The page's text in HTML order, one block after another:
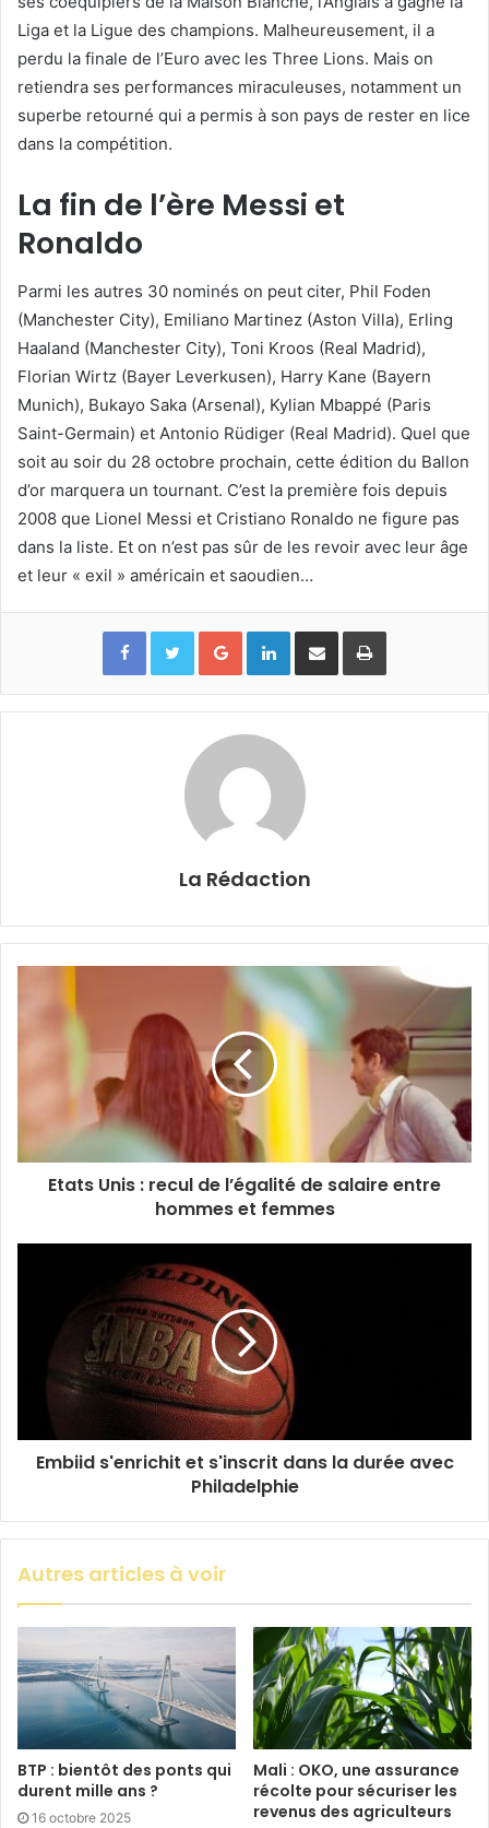
Liga et la Ligue des champions. Malheureusement, il a
perdu la finale de l’Euro avec les Three Lions. Mais on
retiendra ses performances miraculeuses, notamment un
superbe retourné qui a permis à son pays de rester en lice
dans la compétition.
La fin de l’ère Messi et
Ronaldo
Parmi les autres 30 nominés on peut citer, Phil Foden
(Manchester City), Emiliano Martinez (Aston Villa), Erling
Haaland (Manchester City), Toni Kroos (Real Madrid),
Florian Wirtz (Bayer Leverkusen), Harry Kane (Bayern
Munich), Bukayo Saka (Arsenal), Kylian Mbappé (Paris
Saint-Germain) et Antonio Rüdiger (Real Madrid). Quel que
soit au soir du 28 octobre prochain, cette édition du Ballon
d’or marquera un tournant. C’est la première fois depuis
2008 que Lionel Messi et Cristiano Ronaldo ne figure pas
dans la liste. Et on n’est pas sûr de les revoir avec leur âge
et leur « exil » américain et saoudien…
Google+LinkedinPartager par email Imprimer
La Rédaction
Etats Unis : recul de l’égalité de salaire entre
hommes et femmes
Embiid s'enrichit et s'inscrit dans la durée avec
Philadelphie
Autres articles à voir
BTP : bientôt des ponts qui
durent mille ans ?
16 octobre 2025
Mali : OKO, une assurance
récolte pour sécuriser les
revenus des agriculteurs